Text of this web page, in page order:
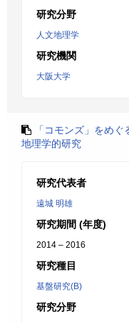
研究分野
人文地理学
研究機関
大阪大学
「コモンズ」をめ
地理学的研究
研究代表者
遠城 明雄
研究期間 (年度)
2014 – 2016
研究種目
基盤研究(B)
研究分野